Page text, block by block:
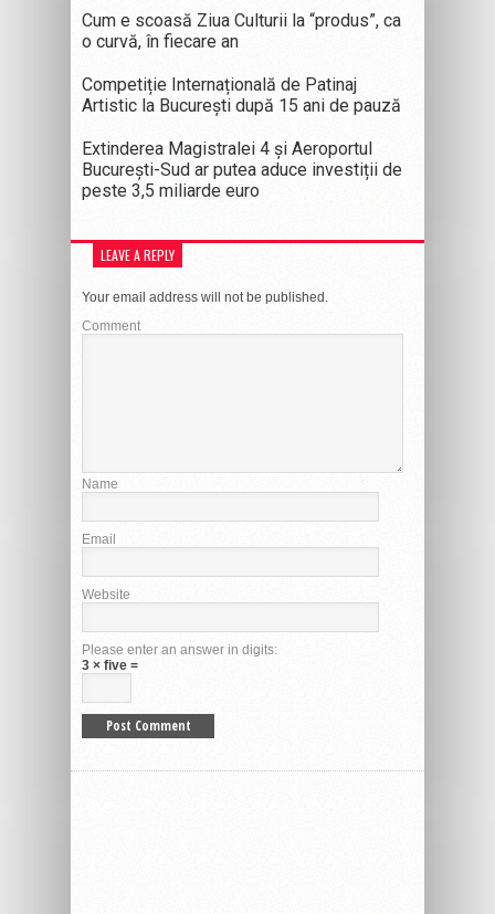
Cum e scoasă Ziua Culturii la “produs”, ca
o curvă, în fiecare an
Competiție Internațională de Patinaj
Artistic la București după 15 ani de pauză
Extinderea Magistralei 4 și Aeroportul
București-Sud ar putea aduce investiții de
peste 3,5 miliarde euro
LEAVE A REPLY
Your email address will not be published.
Comment
Name
Email
Website
Please enter an answer in digits:
3 × five =